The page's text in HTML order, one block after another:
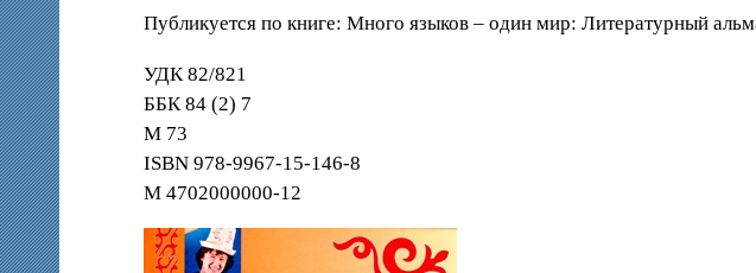
Публикуется по книге: Много языков – один мир: Литературный
УДК 82/821
ББК 84 (2) 7
М 73
ISBN 978-9967-15-146-8
М 4702000000-12